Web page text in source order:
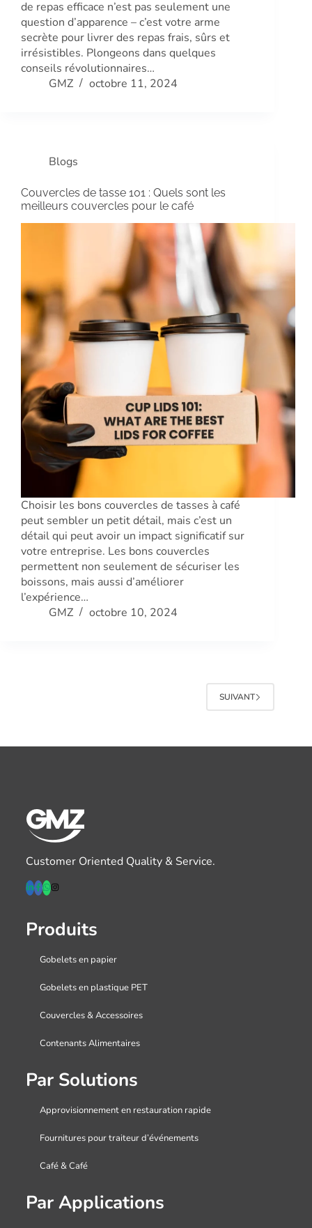
de repas efficace n’est pas seulement une
question d’apparence – c’est votre arme
secrète pour livrer des repas frais, sûrs et
irrésistibles. Plongeons dans quelques
conseils révolutionnaires…
GMZ
octobre 11, 2024
Blogs
Couvercles de tasse 101 : Quels sont les
meilleurs couvercles pour le café
Choisir les bons couvercles de tasses à café
peut sembler un petit détail, mais c’est un
détail qui peut avoir un impact significatif sur
votre entreprise. Les bons couvercles
permettent non seulement de sécuriser les
boissons, mais aussi d’améliorer
l’expérience…
GMZ
octobre 10, 2024
SUIVANT
Customer Oriented Quality & Service.
Produits
Gobelets en papier
Gobelets en plastique PET
Couvercles & Accessoires
Contenants Alimentaires
Par Solutions
Approvisionnement en restauration rapide
Fournitures pour traiteur d’événements
Café & Café
Par Applications